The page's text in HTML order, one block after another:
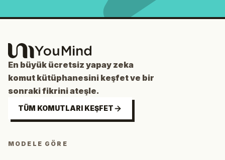
En büyük ücretsiz yapay zeka
komut kütüphanesini keşfet ve bir
sonraki fikrini ateşle.
TÜM KOMUTLARI KEŞFET
MODELE GÖRE